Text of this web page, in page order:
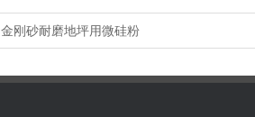
金刚砂耐磨地坪用微硅粉